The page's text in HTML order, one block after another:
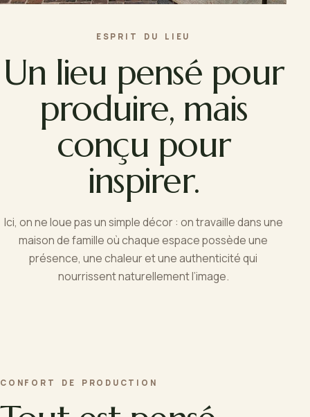
ESPRIT DU LIEU
Un lieu pensé pour
produire, mais
conçu pour
inspirer.
Ici, on ne loue pas un simple décor : on travaille dans une
maison de famille où chaque espace possède une
présence, une chaleur et une authenticité qui
nourrissent naturellement l’image.
CONFORT DE PRODUCTION